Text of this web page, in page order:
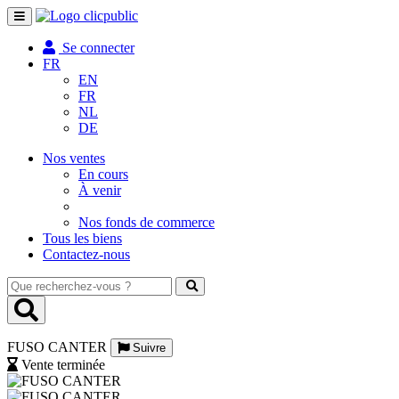
Toggle
navigation
Se connecter
FR
EN
FR
NL
DE
Nos ventes
En cours
À venir
Nos fonds de commerce
Tous les biens
Contactez-nous
Que
recherchez-
vous
FUSO CANTER
Suivre
Vente terminée